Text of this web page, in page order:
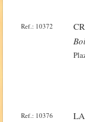
Ref.: 10372
Ref.: 10376